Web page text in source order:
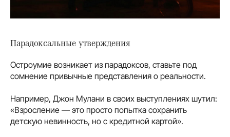
Парадоксальные утверждения
Остроумие возникает из парадоксов, ставьте под
сомнение привычные представления о реальности.
Например, Джон Мулани в своих выступлениях шутил:
«Взросление — это просто попытка сохранить
детскую невинность, но с кредитной картой».